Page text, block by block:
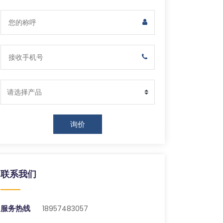
询价
联系我们
服务热线 18957483057